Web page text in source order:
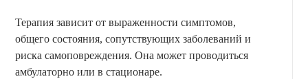
Терапия зависит от выраженности симптомов,
общего состояния, сопутствующих заболеваний и
риска самоповреждения. Она может проводиться
амбулаторно или в стационаре.